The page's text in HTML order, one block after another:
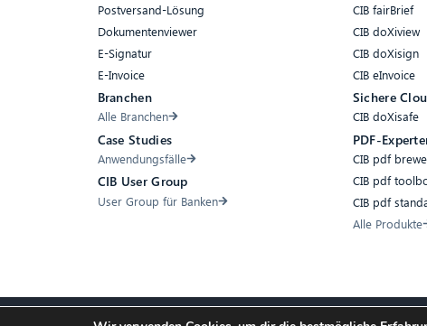
Postversand-Lösung
Dokumentenviewer
E-Signatur
E-Invoice
Branchen
Alle Branchen
Case Studies
Anwendungsfälle
CIB User Group
User Group für Banken
CIB fairBrief
CIB doXiview
CIB doXisign
CIB eInvoice
Sichere
CIB doXisafe
PDF-
CIB pdf
CIB pdf
CIB pdf
Alle Produkte